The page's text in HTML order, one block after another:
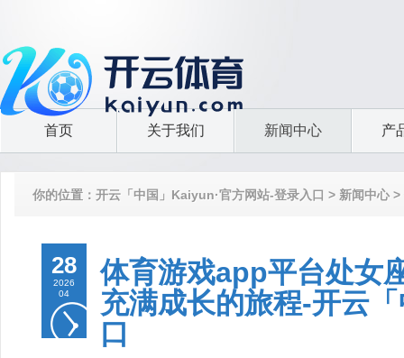
首页 关于我们 新闻中心 产
你的位置： 开云「中国」Kaiyun·官方网站-登录入口 > 新闻中心>
28
2026
04
体育游戏app平台处女
充满成长的旅程-开云
口